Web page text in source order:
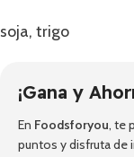
soja, trigo
¡Gana y
En Foodsforyou, te
puntos y disfruta de